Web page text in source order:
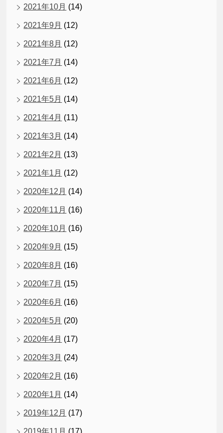
2021年10月 (14)
2021年9月 (12)
2021年8月 (12)
2021年7月 (14)
2021年6月 (12)
2021年5月 (14)
2021年4月 (11)
2021年3月 (14)
2021年2月 (13)
2021年1月 (12)
2020年12月 (14)
2020年11月 (16)
2020年10月 (16)
2020年9月 (15)
2020年8月 (16)
2020年7月 (15)
2020年6月 (16)
2020年5月 (20)
2020年4月 (17)
2020年3月 (24)
2020年2月 (16)
2020年1月 (14)
2019年12月 (17)
2019年11月 (17)